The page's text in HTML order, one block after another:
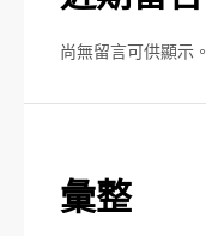
尚無留言可供顯示。
彙整